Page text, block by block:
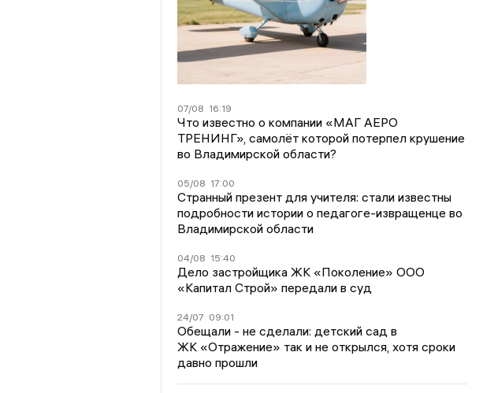
07/08 16:19
Что известно о компании «МАГ АЕРО
ТРЕНИНГ», самолёт которой потерпел крушение
во Владимирской области?
05/08 17:00
Странный презент для учителя: стали известны
подробности истории о педагоге-извращенце во
Владимирской области
04/08 15:40
Дело застройщика ЖК «Поколение» ООО
«Капитал Строй» передали в суд
24/07 09:01
Обещали - не сделали: детский сад в
ЖК «Отражение» так и не открылся, хотя сроки
давно прошли